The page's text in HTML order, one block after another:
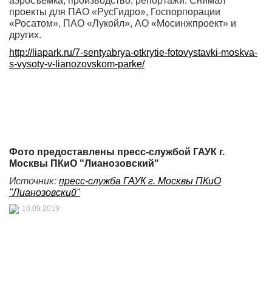
проекты для ПАО «РусГидро», Госпорпорации
«Росатом», ПАО «Лукойл», АО «Мосинжпроект» и
других.
http://liapark.ru/7-sentyabrya-otkrytie-fotovystavki-moskva-
s-vysoty-v-lianozovskom-parke/
Фото предоставлены пресс-службой ГАУК г.
Москвы ПКиО "Лианозовский"
Источник: пресс-служба ГАУК г. Москвы ПКиО
"Лианозовский"
10.09.2019